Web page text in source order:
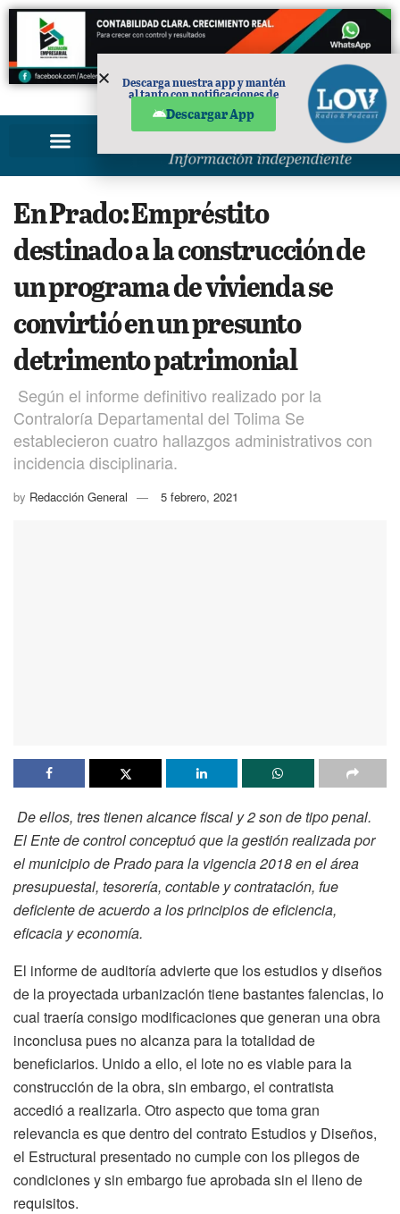
PUBLICIDAD
En Prado: Empréstito
destinado a la construcción de
un programa de vivienda se
convirtió en un presunto
detrimento patrimonial
Según el informe definitivo realizado por la
Contraloría Departamental del Tolima Se
establecieron cuatro hallazgos administrativos con
incidencia disciplinaria.
by Redacción General 5 febrero, 2021
De ellos, tres tienen alcance fiscal y 2 son de tipo penal.
El Ente de control conceptuó que la gestión realizada por
el municipio de Prado para la vigencia 2018 en el área
presupuestal, tesorería, contable y contratación, fue
deficiente de acuerdo a los principios de eficiencia,
eficacia y economía.
El informe de auditoría advierte que los estudios y diseños
de la proyectada urbanización tiene bastantes falencias, lo
cual traería consigo modificaciones que generan una obra
inconclusa pues no alcanza para la totalidad de
beneficiarios. Unido a ello, el lote no es viable para la
construcción de la obra, sin embargo, el contratista
accedió a realizarla. Otro aspecto que toma gran
relevancia es que dentro del contrato Estudios y Diseños,
el Estructural presentado no cumple con los pliegos de
condiciones y sin embargo fue aprobada sin el lleno de
requisitos.
Descarga nuestra app y mantén
al tanto con notificaciones de
Descargar App